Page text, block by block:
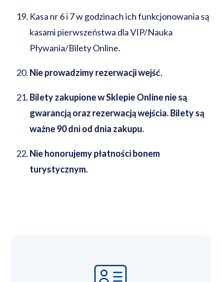
Kasa nr 6 i 7 w godzinach ich funkcjonowania są
kasami pierwszeństwa dla VIP/Nauka
Pływania/Bilety Online.
Nie prowadzimy rezerwacji wejść.
Bilety zakupione w Sklepie Online nie są
gwarancją oraz rezerwacją wejścia. Bilety są
ważne 90 dni od dnia zakupu.
Nie honorujemy płatności bonem
turystycznym.